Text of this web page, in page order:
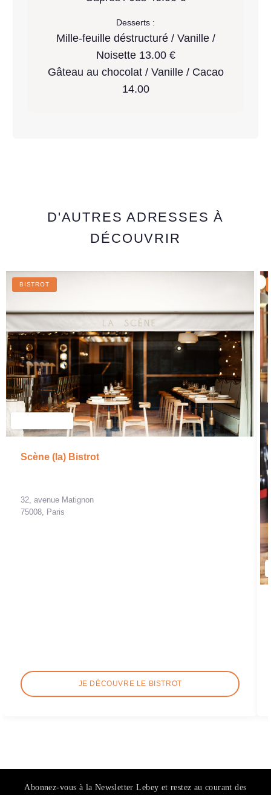
Desserts :
Mille-feuille déstructuré / Vanille /
Noisette 13.00 €
Gâteau au chocolat / Vanille / Cacao
14.00
D'AUTRES ADRESSES À
DÉCOUVRIR
BISTROT
Scène (la) Bistrot
32, avenue Matignon
75008, Paris
JE DÉCOUVRE LE BISTROT
Abonnez-vous à la Newsletter Lebey et restez au courant des